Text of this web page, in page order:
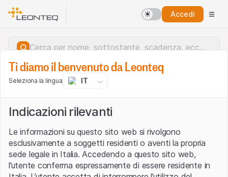
Accedi
Ti diamo il benvenuto da Leonteq
Seleziona la lingua IT
Indicazioni rilevanti
Le informazioni su questo sito web si rivolgono
esclusivamente a soggetti residenti o aventi la propria
sede legale in Italia. Accedendo a questo sito web,
l’utente conferma espressamente di essere residente in